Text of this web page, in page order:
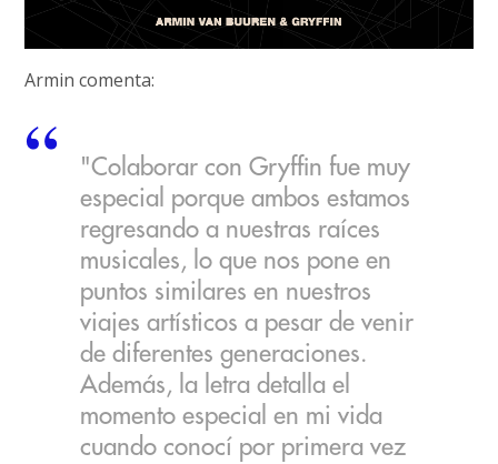
Armin comenta:
"Colaborar con Gryffin fue muy
especial porque ambos estamos
regresando a nuestras raíces
musicales, lo que nos pone en
puntos similares en nuestros
viajes artísticos a pesar de venir
de diferentes generaciones.
Además, la letra detalla el
momento especial en mi vida
cuando conocí por primera vez